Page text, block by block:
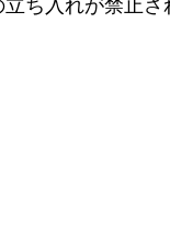
ち入れが禁止